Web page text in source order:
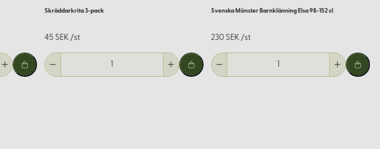
Skräddarkrita 3-pack
45 SEK /st
Svenska Mönster Barnklänning Elsa 98-152 cl
230 SEK /st